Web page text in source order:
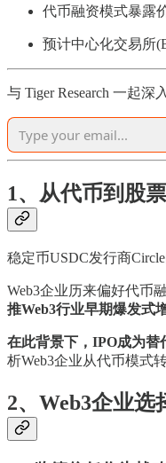
代币融资模式暴露
预计中心化交易所
与 Tiger Research 一起
1、从代币到股
稳定币USDC发行商
Web3企业历来偏好代币
推Web3行业早期爆发式
在此背景下，IPO成为替
析Web3企业从代币模式
2、Web3企业